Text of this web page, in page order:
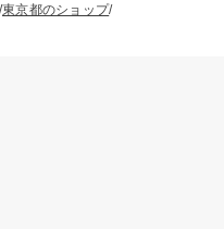
東京都のショップ